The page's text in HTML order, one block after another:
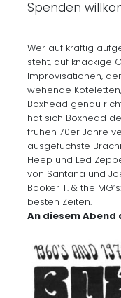
Spenden
Wer auf kräftig
steht, auf knackige
Improvisationen,
wehende
Boxhead genau
hat sich Boxhead
frühen 70er Jahre
ausgefuchste
Heep und Led
von Santana und
Booker T. & the
besten Zeiten.
An diesem Abend